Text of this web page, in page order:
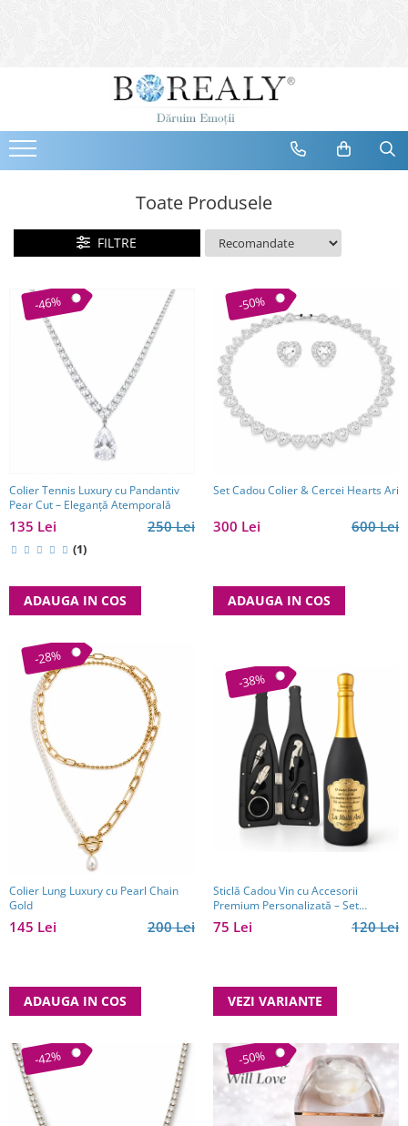
Bijuterii
Cercei
Bratari
Destinatari
Bijuterii Femei
Bijuterii Copii
Bijuterii Mirese
Cele mai noi
Cele mai vandute
Cele mai votate
Cu video
Pret
100 Lei - 200 Lei
200 Lei - 300 Lei
500 Lei - 1000 Lei
1000 Lei +
Toate Produsele
FILTRE
-46%
Colier Tennis Luxury cu Pandantiv
Pear Cut – Eleganță Atemporală
250 Lei
135 Lei
(1)
ADAUGA IN COS
-50%
Set Cadou Colier & Cercei Hearts Ari
600 Lei
300 Lei
ADAUGA IN COS
-28%
Colier Lung Luxury cu Pearl Chain
Gold
200 Lei
145 Lei
ADAUGA IN COS
-38%
Sticlă Cadou Vin cu Accesorii
Premium Personalizată – Set
Elegant pentru Bărbați
120 Lei
75 Lei
VEZI VARIANTE
-42% -50%